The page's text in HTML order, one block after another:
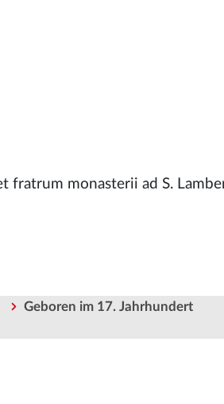
fratrum monasterii ad S.
Geboren im 17. Jahrhundert